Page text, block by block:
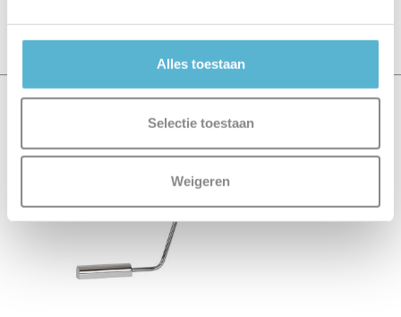
Alles toestaan
Selectie toestaan
Weigeren
Schrijf je eigen review
sale 15%